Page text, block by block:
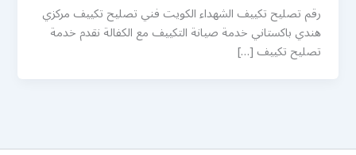
رقم تصليح تكييف الشهداء الكويت فني تصليح تكييف مركزي
هندي باكستاني خدمة صيانة التكييف مع الكفالة نقدم خدمة
تصليح تكييف […]